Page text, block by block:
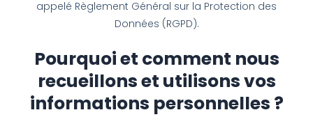
appelé Règlement Général sur la Protection des
Données (RGPD).
Pourquoi et comment nous
recueillons et utilisons vos
informations personnelles ?